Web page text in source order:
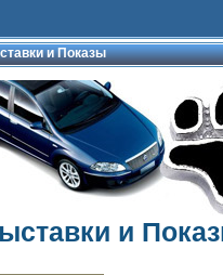
и Показы
и